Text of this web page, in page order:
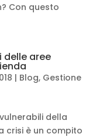
Con questo
delle aree
| Blog, Gestione
della
crisi è un compito